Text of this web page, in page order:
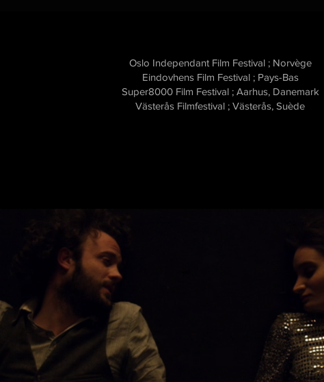
Oslo Independant Film Festival ; Norvège
Eindovhens Film Festival ; Pays-Bas
Super8000 Film Festival ; Aarhus, Danemark
Västerås Filmfestival ; Västerås, Suède